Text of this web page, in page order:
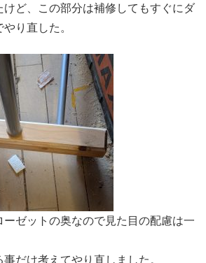
けど、この部分は補修してもすぐにダ
り直した。
ーゼットの奥なので見た目の配慮は一
だけ考えてやり直しました。